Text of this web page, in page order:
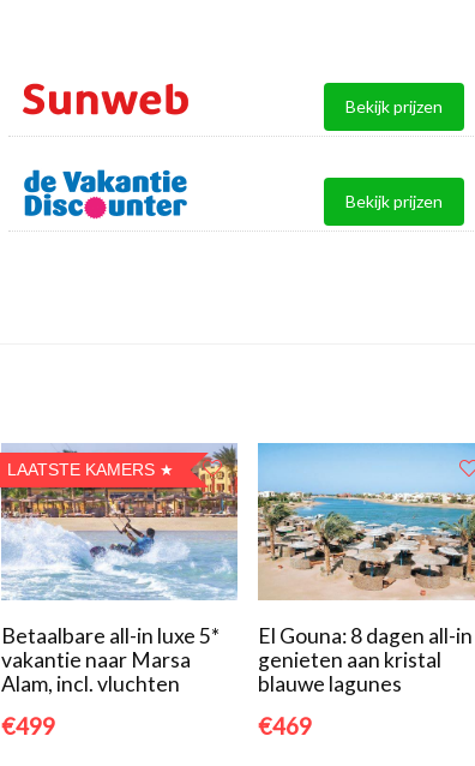
Bekijk prijzen
Bekijk prijzen
LAATSTE KAMERS
Betaalbare all-in luxe 5*
vakantie naar Marsa
Alam, incl. vluchten
€499
El Gouna: 8 dagen all-in
genieten aan kristal
blauwe lagunes
€469